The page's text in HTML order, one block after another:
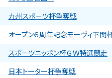
九州スポーツ杯争奪戦
オープン６周年記念モーヴィ下
スポーツニッポン杯ＧＷ特選競走
日本トーター杯争奪戦